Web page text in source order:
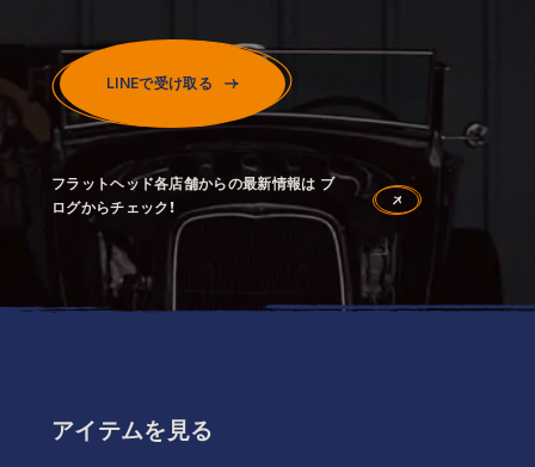
LINEで受け取る
フラットヘッド各店舗からの最新情報は ブ
ログからチェック！
アイテムを見る